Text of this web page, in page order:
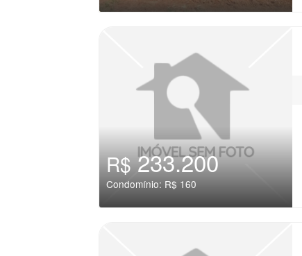
R$233.200
Condomínio: R$ 160